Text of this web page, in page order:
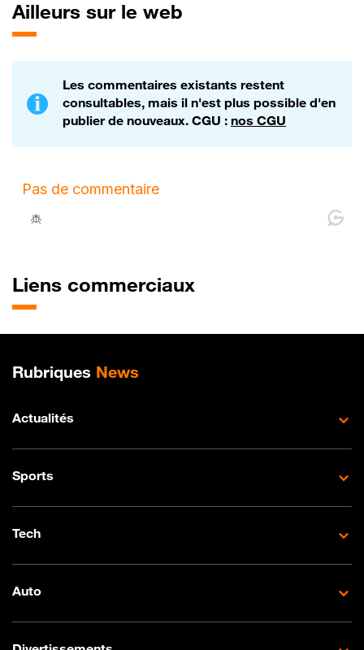
03/07
obligataire en
Ailleurs sur le web
Les commentaires existants restent
consultables, mais il n'est plus possible d'en
publier de nouveaux. CGU : nos CGU
Liens commerciaux
Plan de site
Rubriques News
Actualités
Sports
Tech
Auto